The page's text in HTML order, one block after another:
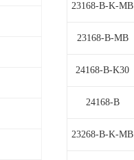
23168-B-K-MB
23168-B-MB
24168-B-K30
24168-B
23268-B-K-MB